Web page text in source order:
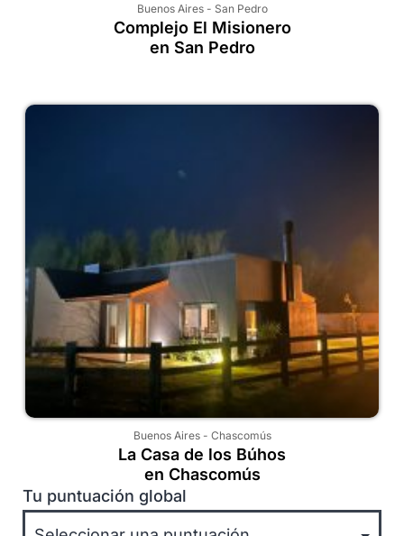
Buenos Aires- San Pedro
Complejo El Misionero
en San Pedro
Buenos Aires- Chascomús
La Casa de los Búhos
en Chascomús
Tu puntuación global